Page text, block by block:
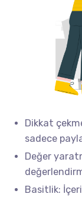
Dikkat
sadece
Değer
Basitlik: